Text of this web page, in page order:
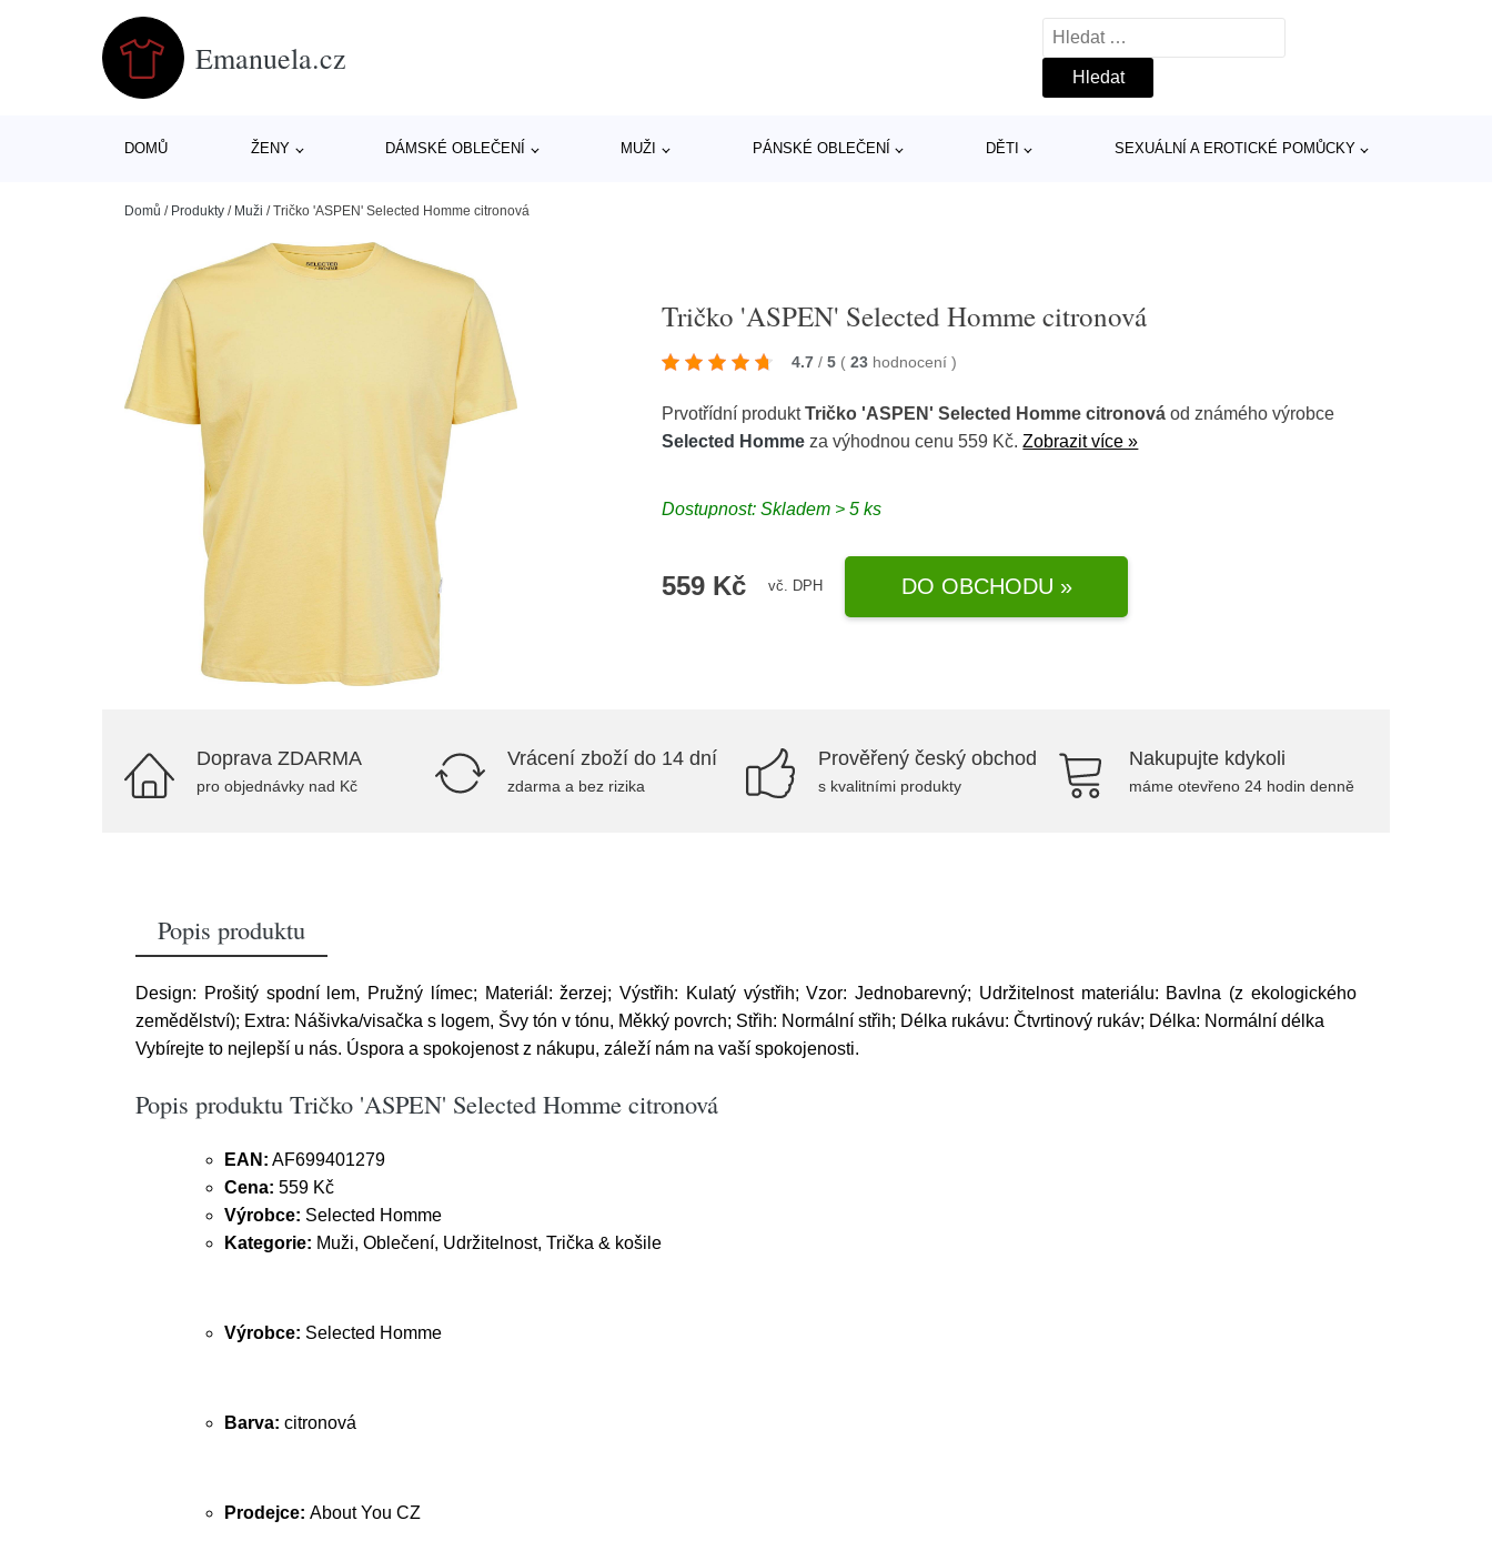
Emanuela.cz
Vyhledávání
DOMŮ ŽENY DÁMSKÉ OBLEČENÍ MUŽI PÁNSKÉ OBLEČENÍ DĚTI SEXUÁLNÍ A EROTICKÉ POMŮCKY
Domů / Produkty / Muži /Tričko 'ASPEN' Selected Homme citronová
Tričko 'ASPEN' Selected Homme citronová
4.7 / 5 ( 23 hodnocení)
Prvotřídní produktTričko 'ASPEN' Selected Homme citronová od známého výrobce
Selected Homme za výhodnou cenu 559 Kč.Zobrazit více »
Dostupnost: Skladem > 5 ks
559 Kč vč. DPH DO OBCHODU »
Doprava ZDARMA
pro objednávky nad Kč
Vrácení zboží do 14 dní
zdarma a bez rizika
Prověřený český obchod
s kvalitními produkty
Nakupujte kdykoli
máme otevřeno 24 hodin denně
Popis produktu
Design: Prošitý spodní lem, Pružný límec; Materiál: žerzej; Výstřih: Kulatý výstřih; Vzor: Jednobarevný; Udržitelnost materiálu: Bavlna (z ekologického
zemědělství); Extra: Nášivka/visačka s logem, Švy tón v tónu, Měkký povrch; Střih: Normální střih; Délka rukávu: Čtvrtinový rukáv; Délka: Normální délka
Vybírejte to nejlepší u nás. Úspora a spokojenost z nákupu, záleží nám na vaší spokojenosti.
Popis produktu Tričko 'ASPEN' Selected Homme citronová
EAN: AF699401279
Cena: 559 Kč
Výrobce: Selected Homme
Kategorie: Muži, Oblečení, Udržitelnost, Trička & košile
Výrobce: Selected Homme
Barva: citronová
Prodejce: About You CZ